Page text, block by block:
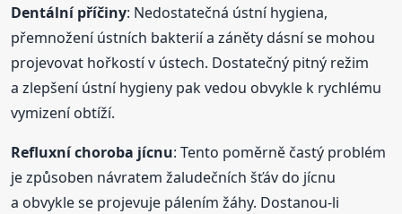
Dentální příčiny: Nedostatečná ústní hygiena,
přemnožení ústních bakterií a záněty dásní se mohou
projevovat hořkostí v ústech. Dostatečný pitný režim
a zlepšení ústní hygieny pak vedou obvykle k rychlému
vymizení obtíží.
Refluxní choroba jícnu: Tento poměrně častý problém
je způsoben návratem žaludečních šťáv do jícnu
a obvykle se projevuje pálením žáhy. Dostanou-li